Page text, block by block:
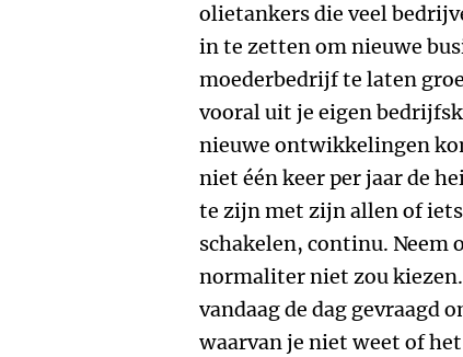
olietankers die veel
in te zetten om nieuwe
moederbedrijf te laten
vooral uit je eigen
nieuwe ontwikkelingen
niet één keer per jaar de
te zijn met zijn allen of
schakelen, continu. Neem
normaliter niet zou
vandaag de dag gevraagd
waarvan je niet weet of